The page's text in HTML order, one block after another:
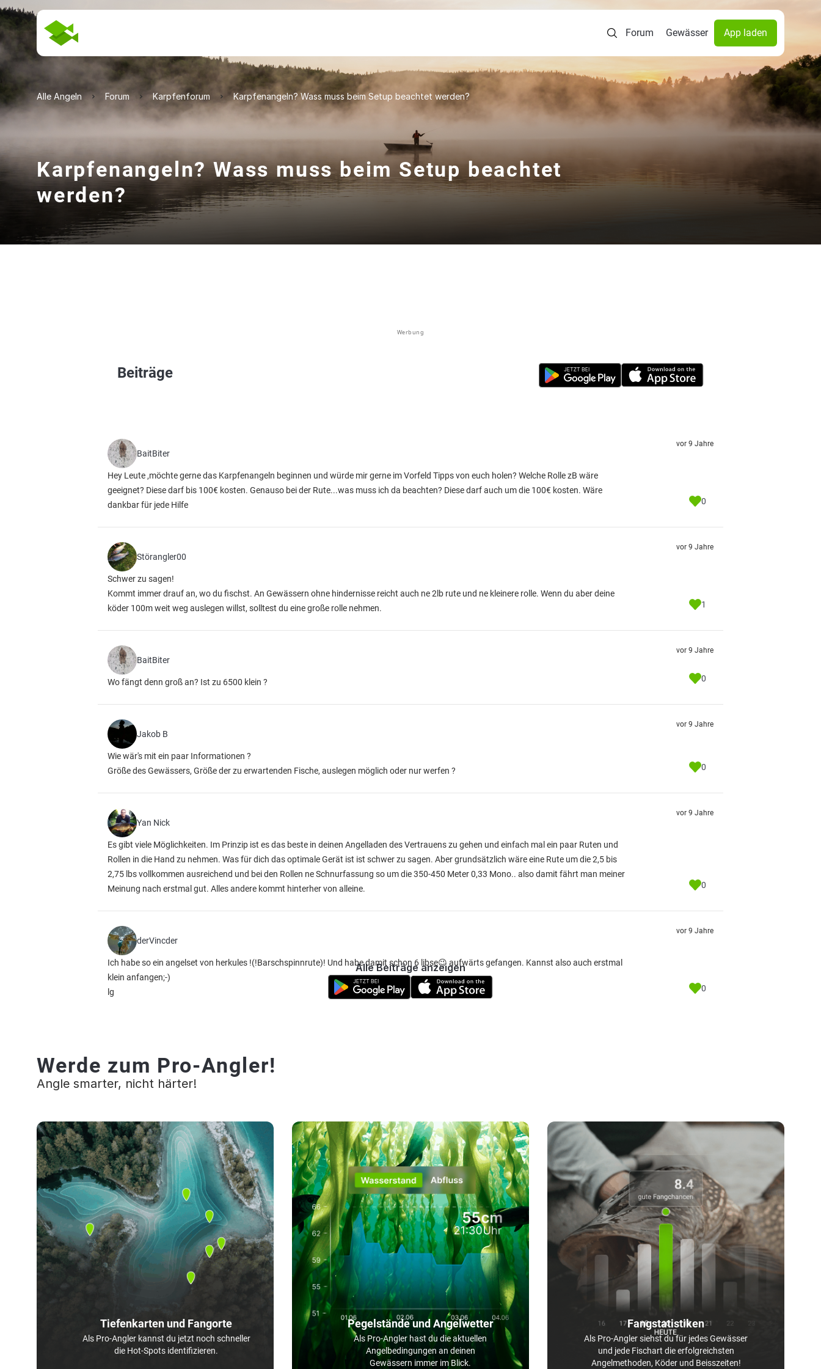
Forum Gewässer App laden
Alle Angeln Forum Karpfenforum Karpfenangeln? Wass muss beim Setup beachtet werden?
Karpfenangeln? Wass muss beim Setup beachtet
werden?
Werbung
Beiträge
BaitBiter
Hey Leute ,möchte gerne das Karpfenangeln beginnen und würde mir gerne im Vorfeld Tipps von euch holen? Welche Rolle zB wäre
geeignet? Diese darf bis 100€ kosten. Genauso bei der Rute...was muss ich da beachten? Diese darf auch um die 100€ kosten. Wäre
dankbar für jede Hilfe
vor 9 Jahre
0
Störangler00
Schwer zu sagen!
Kommt immer drauf an, wo du fischst. An Gewässern ohne hindernisse reicht auch ne 2lb rute und ne kleinere rolle. Wenn du aber deine
köder 100m weit weg auslegen willst, solltest du eine große rolle nehmen.
vor 9 Jahre
1
BaitBiter
Wo fängt denn groß an? Ist zu 6500 klein ?
vor 9 Jahre
0
Jakob B
Wie wär's mit ein paar Informationen ?
Größe des Gewässers, Größe der zu erwartenden Fische, auslegen möglich oder nur werfen ?
vor 9 Jahre
0
Yan Nick
Es gibt viele Möglichkeiten. Im Prinzip ist es das beste in deinen Angelladen des Vertrauens zu gehen und einfach mal ein paar Ruten und
Rollen in die Hand zu nehmen. Was für dich das optimale Gerät ist ist schwer zu sagen. Aber grundsätzlich wäre eine Rute um die 2,5 bis
2,75 lbs vollkommen ausreichend und bei den Rollen ne Schnurfassung so um die 350-450 Meter 0,33 Mono.. also damit fährt man meiner
Meinung nach erstmal gut. Alles andere kommt hinterher von alleine.
vor 9 Jahre
0
derVincder
Ich habe so ein angelset von herkules !(!Barschspinnrute)! Und habe damit schon 6 libse😉 aufwärts gefangen. Kannst also auch erstmal
klein anfangen;-)
lg
vor 9 Jahre
0
Alle Beiträge anzeigen
Werde zum Pro-Angler!
Angle smarter, nicht härter!
Tiefenkarten und Fangorte
Als Pro-Angler kannst du jetzt noch schneller
die Hot-Spots identifizieren.
Pegelstände und Angelwetter
Als Pro-Angler hast du die aktuellen
Angelbedingungen an deinen
Gewässern immer im Blick.
Fangstatistiken
Als Pro-Angler siehst du für jedes Gewässer
und jede Fischart die erfolgreichsten
Angelmethoden, Köder und Beisszeiten!